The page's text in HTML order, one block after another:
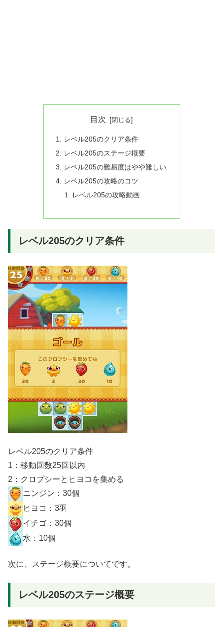
目次
レベル205のクリア条件
レベル205のステージ概要
レベル205の難易度はやや難しい
レベル205の攻略のコツ
レベル205の攻略動画
レベル205のクリア条件
レベル205のクリア条件
1：移動回数25回以内
2：クロプシーとヒヨコを集める
ニンジン：30個
ヒヨコ：3羽
イチゴ：30個
水：10個
次に、ステージ概要についてです。
レベル205のステージ概要